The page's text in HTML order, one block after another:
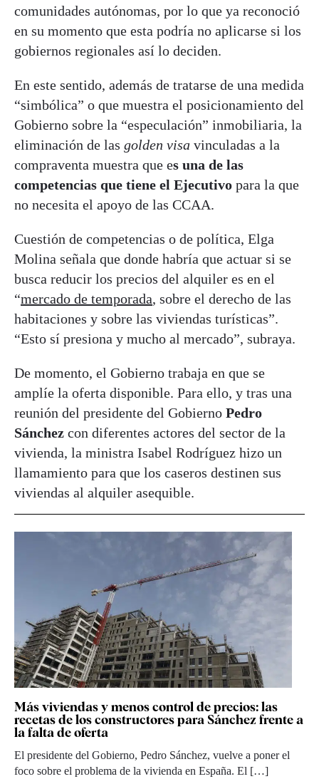
comunidades autónomas, por lo que ya reconoció
en su momento que esta podría no aplicarse si los
gobiernos regionales así lo deciden.
En este sentido, además de tratarse de una medida
“simbólica” o que muestra el posicionamiento del
Gobierno sobre la “especulación” inmobiliaria, la
eliminación de las golden visa vinculadas a la
compraventa muestra que es una de las
competencias que tiene el Ejecutivo para la que
no necesita el apoyo de las CCAA.
Cuestión de competencias o de política, Elga
Molina señala que donde habría que actuar si se
busca reducir los precios del alquiler es en el
“mercado de temporada, sobre el derecho de las
habitaciones y sobre las viviendas turísticas”.
“Esto sí presiona y mucho al mercado”, subraya.
De momento, el Gobierno trabaja en que se
amplíe la oferta disponible. Para ello, y tras una
reunión del presidente del Gobierno Pedro
Sánchez con diferentes actores del sector de la
vivienda, la ministra Isabel Rodríguez hizo un
llamamiento para que los caseros destinen sus
viviendas al alquiler asequible.
Más viviendas y menos control de precios: las
recetas de los constructores para Sánchez frente a
la falta de oferta
El presidente del Gobierno, Pedro Sánchez, vuelve a poner el
foco sobre el problema de la vivienda en España. El […]